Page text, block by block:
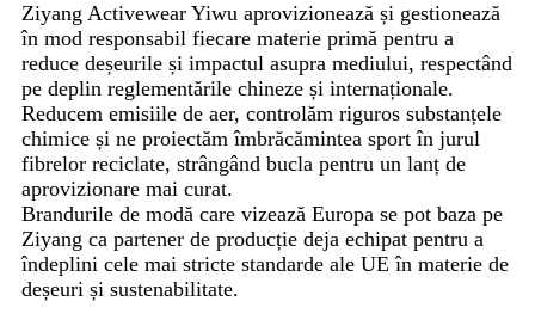
Ziyang Activewear Yiwu aprovizionează și gestionează
în mod responsabil fiecare materie primă pentru a
reduce deșeurile și impactul asupra mediului, respectând
pe deplin reglementările chineze și internaționale.
Reducem emisiile de aer, controlăm riguros substanțele
chimice și ne proiectăm îmbrăcămintea sport în jurul
fibrelor reciclate, strângând bucla pentru un lanț de
aprovizionare mai curat.
Brandurile de modă care vizează Europa se pot baza pe
Ziyang ca partener de producție deja echipat pentru a
îndeplini cele mai stricte standarde ale UE în materie de
deșeuri și sustenabilitate.